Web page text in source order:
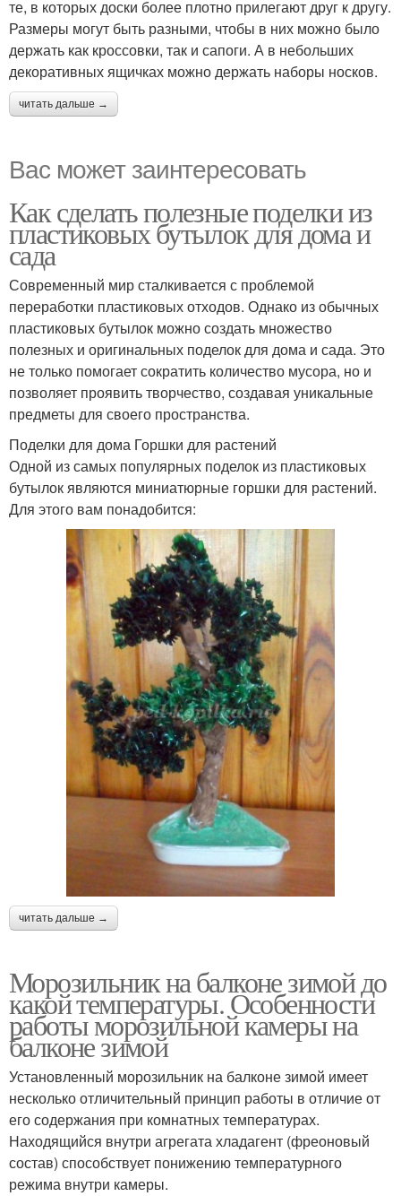
те, в которых доски более плотно прилегают друг к другу.
Размеры могут быть разными, чтобы в них можно было
держать как кроссовки, так и сапоги. А в небольших
декоративных ящичках можно держать наборы носков.
читать дальше →
Вас может заинтересовать
Как сделать полезные поделки из
пластиковых бутылок для дома и
сада
Современный мир сталкивается с проблемой
переработки пластиковых отходов. Однако из обычных
пластиковых бутылок можно создать множество
полезных и оригинальных поделок для дома и сада. Это
не только помогает сократить количество мусора, но и
позволяет проявить творчество, создавая уникальные
предметы для своего пространства.
Поделки для дома Горшки для растений
Одной из самых популярных поделок из пластиковых
бутылок являются миниатюрные горшки для растений.
Для этого вам понадобится:
читать дальше →
Морозильник на балконе зимой до
какой температуры. Особенности
работы морозильной камеры на
балконе зимой
Установленный морозильник на балконе зимой имеет
несколько отличительный принцип работы в отличие от
его содержания при комнатных температурах.
Находящийся внутри агрегата хладагент (фреоновый
состав) способствует понижению температурного
режима внутри камеры.